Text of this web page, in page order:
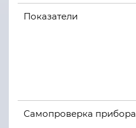
Показатели
Самопроверка прибора